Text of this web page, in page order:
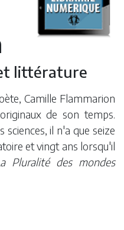
littérature
Camille Flammarion
de son temps.
il n'a que seize
et vingt ans lorsqu'il
Pluralité des mondes